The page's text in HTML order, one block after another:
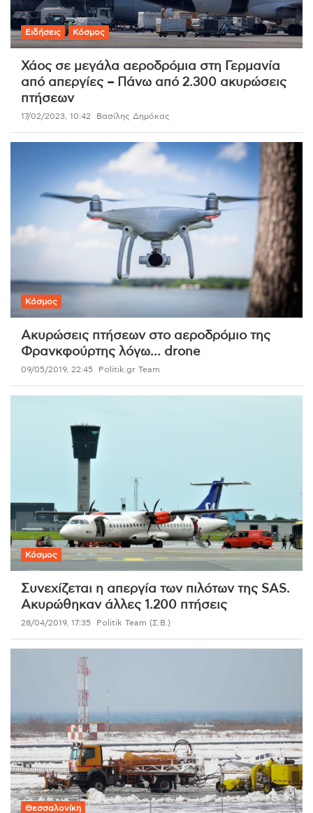
Ειδήσεις Κόσμος
Χάος σε μεγάλα αεροδρόμια στη Γερμανία
από απεργίες – Πάνω από 2.300 ακυρώσεις
πτήσεων
17/02/2023, 10:42 Βασίλης Δημόκας
Κόσμος
Ακυρώσεις πτήσεων στο αεροδρόμιο της
Φρανκφούρτης λόγω… drone
09/05/2019, 22:45 Politik.gr Team
Κόσμος
Συνεχίζεται η απεργία των πιλότων της SAS.
Ακυρώθηκαν άλλες 1.200 πτήσεις
28/04/2019, 17:35 Politik Team (Σ.Β.)
Θεσσαλονίκη